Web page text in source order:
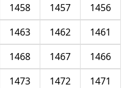
1456
1457
1458
1461
1462
1463
1466
1467
1468
1471
1472
1473